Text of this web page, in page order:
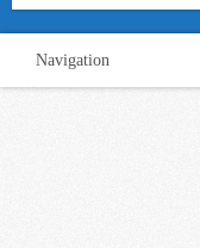
Navigation